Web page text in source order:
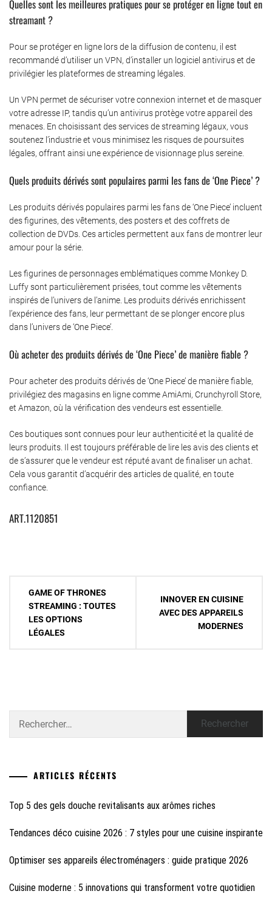
Quelles sont les meilleures pratiques pour se protéger en ligne tout en
streamant ?
Pour se protéger en ligne lors de la diffusion de contenu, il est
recommandé d’utiliser un VPN, d’installer un logiciel antivirus et de
privilégier les plateformes de streaming légales.
Un VPN permet de sécuriser votre connexion internet et de masquer
votre adresse IP, tandis qu’un antivirus protège votre appareil des
menaces. En choisissant des services de streaming légaux, vous
soutenez l’industrie et vous minimisez les risques de poursuites
légales, offrant ainsi une expérience de visionnage plus sereine.
Quels produits dérivés sont populaires parmi les fans de ‘One Piece’ ?
Les produits dérivés populaires parmi les fans de ‘One Piece’ incluent
des figurines, des vêtements, des posters et des coffrets de
collection de DVDs. Ces articles permettent aux fans de montrer leur
amour pour la série.
Les figurines de personnages emblématiques comme Monkey D.
Luffy sont particulièrement prisées, tout comme les vêtements
inspirés de l’univers de l’anime. Les produits dérivés enrichissent
l’expérience des fans, leur permettant de se plonger encore plus
dans l’univers de ‘One Piece’.
Où acheter des produits dérivés de ‘One Piece’ de manière fiable ?
Pour acheter des produits dérivés de ‘One Piece’ de manière fiable,
privilégiez des magasins en ligne comme AmiAmi, Crunchyroll Store,
et Amazon, où la vérification des vendeurs est essentielle.
Ces boutiques sont connues pour leur authenticité et la qualité de
leurs produits. Il est toujours préférable de lire les avis des clients et
de s’assurer que le vendeur est réputé avant de finaliser un achat.
Cela vous garantit d’acquérir des articles de qualité, en toute
confiance.
ART.1120851
Navigation
l’article
GAME OF THRONES
STREAMING : TOUTES
LES OPTIONS
LÉGALES
INNOVER EN CUISINE
AVEC DES APPAREILS
MODERNES
ARTICLES RÉCENTS
Top 5 des gels douche revitalisants aux arômes riches
Tendances déco cuisine 2026 : 7 styles pour une cuisine inspirante
Optimiser ses appareils électroménagers : guide pratique 2026
Cuisine moderne : 5 innovations qui transforment votre quotidien